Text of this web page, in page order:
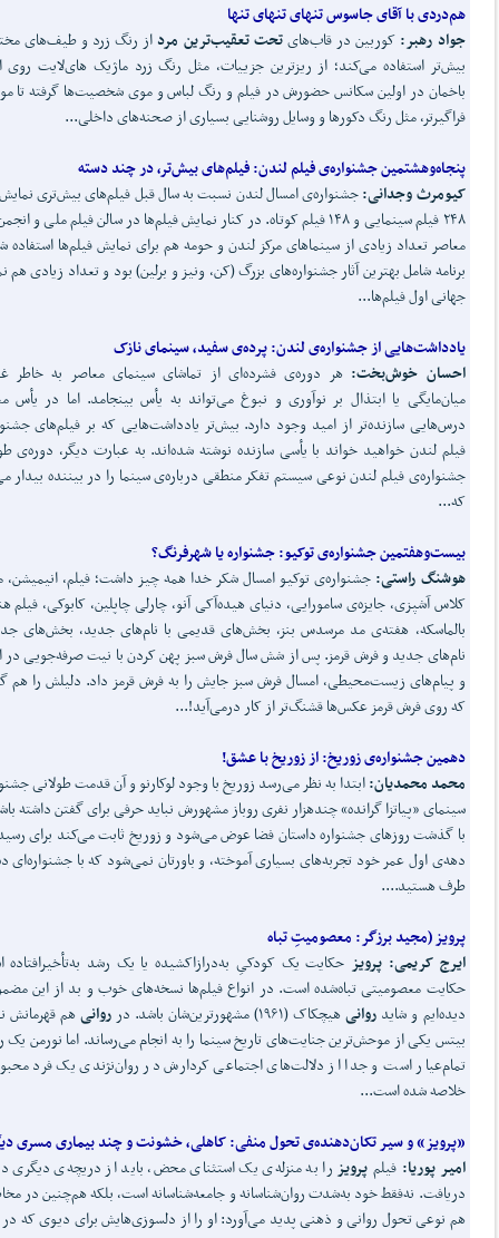
همدردی با آقای جاسوس تنهای تنهای تنها
جواد رهبر: کوربین در قاب‌هایتحت تعقیبترین مرداز رنگ زرد و طیف‌های
بیش‌تر استفاده می‌کند؛ از ریزترین جزییات، مثل رنگ زرد ماژیک های‌لایت روی
باخمان در اولین سکانس حضورش در فیلم و رنگ لباس‌ و موی شخصیت‌ها گرفته تا
فراگیرتر، مثل رنگ دکورها و وسایل روشنایی بسیاری از صحنه‌های داخلی...
پنجاهوهشتمین جشنواره‌ی فیلم لندن:فیلمهای بیشتر، در چند دسته
کیومرث وجدانی:جشنواره‌ی امسال لندن نسبت به سال قبل فیلم‌های بیش‌تری
۲۴۸ فیلم سینمایی و ۱۴۸ فیلم کوتاه. در کنار نمایش فیلم‌ها در سالن فیلم ملی و
معاصر تعداد زیادی از سینماهای مرکز لندن و حومه هم برای نمایش فیلم‌ها استفاده
برنامه شامل بهترین آثار جشنواره‌های بزرگ (کن، ونیز و برلین) بود و تعداد زیادی هم
جهانی اول فیلم‌ها...
یادداشتهایی از جشنواره‌ی لندن:پرده‌ی سفید، سینمای نازک
احسان خوش‌بخت: هر دوره‌ی فشرده‌ای از تماشای سینمای معاصر به خاطر
میان‌مایگی یا ابتذال بر نوآوری و نبوغ می‌تواند به یأس بینجامد. اما در یأس
درس‌هایی سازنده‌تر از امید وجود دارد. بیش‌تر یادداشت‌هایی که بر فیلم‌های
فیلم لندن خواهید خواند با یأسی سازنده نوشته شده‌اند. به عبارت دیگر، دوره‌ی
جشنواره‌ی فیلم لندن نوعی سیستم تفکر منطقی درباره‌ی سینما را در بیننده بیدار
که...
بیستوهفتمین جشنواره‌ی توکیو:جشنواره یا شهرفرنگ؟
هوشنگ راستی: جشنواره‌ی توکیو امسال شکر خدا همه چیز داشت؛ فیلم، انیمیشن،
کلاس آشپزی، جایزه‌ی سامورایی، دنیای هیده‌آکی آنو، چارلی چاپلین، کابوکی، فیلم
بالماسکه، هفته‌ی مد مرسدس بنز، بخش‌های قدیمی با نام‌های جدید، بخش‌های
نام‌های جدید و فرش قرمز. پس از شش سال فرش سبز پهن کردن با نیت صرفه‌جویی در
و پیام‌های زیست‌محیطی، امسال فرش سبز جایش را به فرش قرمز داد. دلیلش را هم
که روی فرش قرمز عکس‌ها قشنگ‌تر از کار درمی‌آید!...
دهمین جشنواره‌ی زوریخ:از زوریخ با عشق!
محمد محمدیان:ابتدا به نظر می‌رسد زوریخ با وجود لوکارنو و آن قدمت طولانی
سینمای «پیاتزا گرانده» چندهزار نفری روباز مشهورش نباید حرفی برای گفتن داشته
با گذشت روزهای جشنواره داستان فضا عوض می‌شود و زوریخ ثابت می‌کند برای
دهه‌ی اول عمر خود تجربه‌های بسیاری آموخته، و باورتان نمی‌شود که با جشنواره‌ای
طرف هستید....
پرویز (مجید برزگر: معصومیتِ تباه
ایرج کریمی: پرویز حکایت یک کودکیِ به‌درازاکشیده یا یک رشد به‌تأخیرافتاده
حکایت معصومیتی تباه‌شده است. در انواع فیلم‌ها نسخه‌های خوب و بد از این
دیده‌ایم و شاید روانیهیچکاک (۱۹۶۱) مشهورترین‌شان باشد. در روانیهم قهرمانش
بیتس یکی از موحش‌ترین جنایت‌های تاریخ سینما را به انجام می‌رساند. اما نورمن یک
تمام‌عیار است و جدا از دلالت‌های اجتماعی کردارش در روان‌نژندی یک فرد
خلاصه شده است...
«پرویز» و سیر تکاندهنده‌ی تحول منفی:کاهلی، خشونت و چند بیماری مسری
امیر پوریا:فیلمپرویز را به منزله‌ی یک استثنای محض، باید از دریچه‌ی دیگری
دریافت. نه‌فقط خود به‌شدت روان‌شناسانه و جامعه‌شناسانه است، بلکه هم‌چنین در
هم نوعی تحول روانی و ذهنی پدید می‌آورد: او را از دلسوزی‌هایش برای دیوی که در